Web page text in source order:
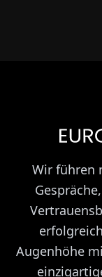
Wir führen
Augenhöhe